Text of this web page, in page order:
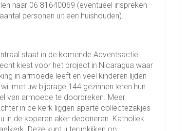
naar 06 81640069 (eventueel inspreken
personen uit een huishouden).
staat in de komende Adventsactie
kiest voor het project in Nicaragua waar
in armoede leeft en veel kinderen lijden
met uw bijdrage 144 gezinnen leren hun
van armoede te doorbreken. Meer
in de kerk liggen aparte collectezakjes
in de koperen aker deponeren. Katholiek